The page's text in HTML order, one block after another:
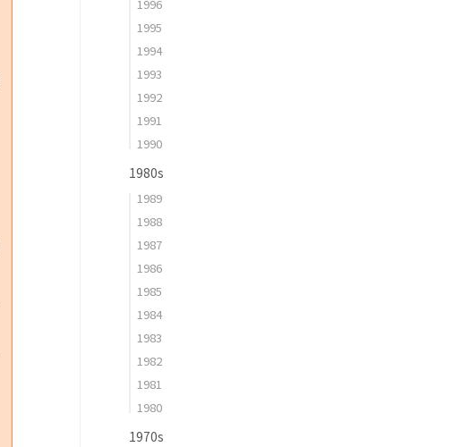
1996
1995
1994
1993
1992
1991
1990
1980s
1989
1988
1987
1986
1985
1984
1983
1982
1981
1980
1970s